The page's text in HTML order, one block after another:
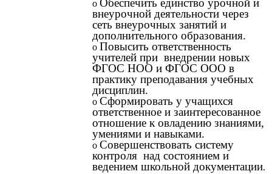
Обеспечить единство урочной и
внеурочной деятельности через
сеть внеурочных занятий и
дополнительного образования.
Повысить ответственность
учителей при внедрении новых
ФГОС НОО и ФГОС ООО в
практику преподавания учебных
дисциплин.
Сформировать у учащихся
ответственное и заинтересованное
отношение к овладению знаниями,
умениями и навыками.
Совершенствовать систему
контроля над состоянием и
ведением школьной документации.